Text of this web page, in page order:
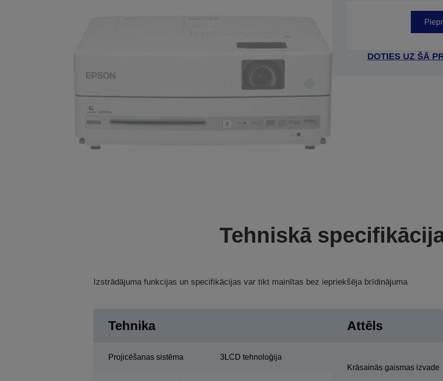
DOTIES UZ ŠĀ
Tehniskā
Izstrādājuma funkcijas un specifikācijas var tikt mainītas bez iepriekšēja brīdinājuma
Tehnika
Projicēšanas sistēma 3LCD tehnoloģija
Attēls
Krāsainās gaismas izvade